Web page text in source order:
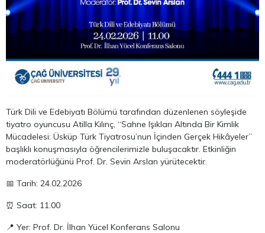
Türk Dili ve Edebiyatı Bölümü tarafından düzenlenen söyleşide
tiyatro oyuncusu Atilla Kılınç, “Sahne Işıkları Altında Bir Kimlik
Mücadelesi: Üsküp Türk Tiyatrosu’nun İçinden Gerçek Hikâyeler”
başlıklı konuşmasıyla öğrencilerimizle buluşacaktır. Etkinliğin
moderatörlüğünü Prof. Dr. Sevin Arslan yürütecektir.
📅 Tarih: 24.02.2026
⏰ Saat: 11.00
📍 Yer: Prof. Dr. İlhan Yücel Konferans Salonu